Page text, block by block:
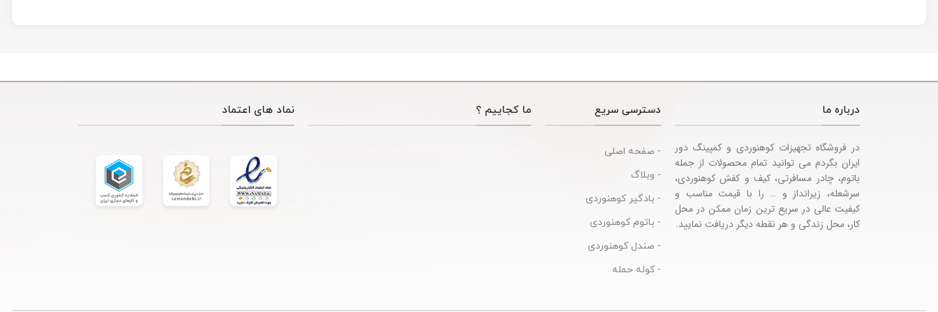
درباره ما
در فروشگاه تجهیزات کوهنوردی و کمپینگ دور
ایران بگردم می توانید تمام محصولات از جمله
باتوم، چادر مسافرتی، کیف و کفش کوهنوردی،
سرشعله، زیرانداز و … را با قیمت مناسب و
کیفیت عالی در سریع ترین زمان ممکن در محل
کار، محل زندگی و هر نقطه دیگر دریافت نمایید.
دسترسی سریع
- صفحه اصلی
- وبلاگ
- بادگیر کوهنوردی
- باتوم کوهنوردی
- صندل کوهنوردی
- کوله حمله
ما کجاییم ؟ نماد های اعتماد